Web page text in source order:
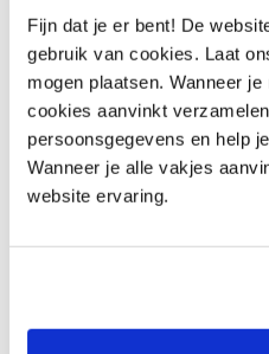
Fijn dat je er bent! De
gebruik van cookies. Laat
mogen plaatsen. Wanneer
cookies aanvinkt
persoonsgegevens en help
Wanneer je alle vakjes
website ervaring.
EUROPEES